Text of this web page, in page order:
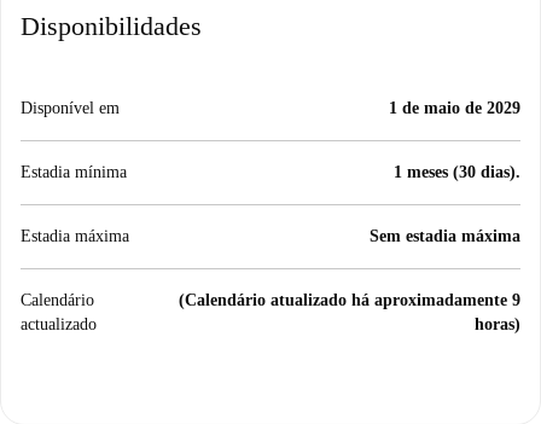
Disponibilidades
Disponível em 1 de maio de 2029
Estadia mínima 1 meses (30 dias).
Estadia máxima Sem estadia máxima
Calendário
actualizado
(Calendário atualizado há aproximadamente 9
horas)